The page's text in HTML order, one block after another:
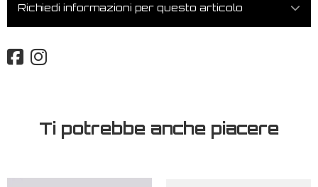
Richiedi informazioni per questo articolo
Ti potrebbe anche piacere